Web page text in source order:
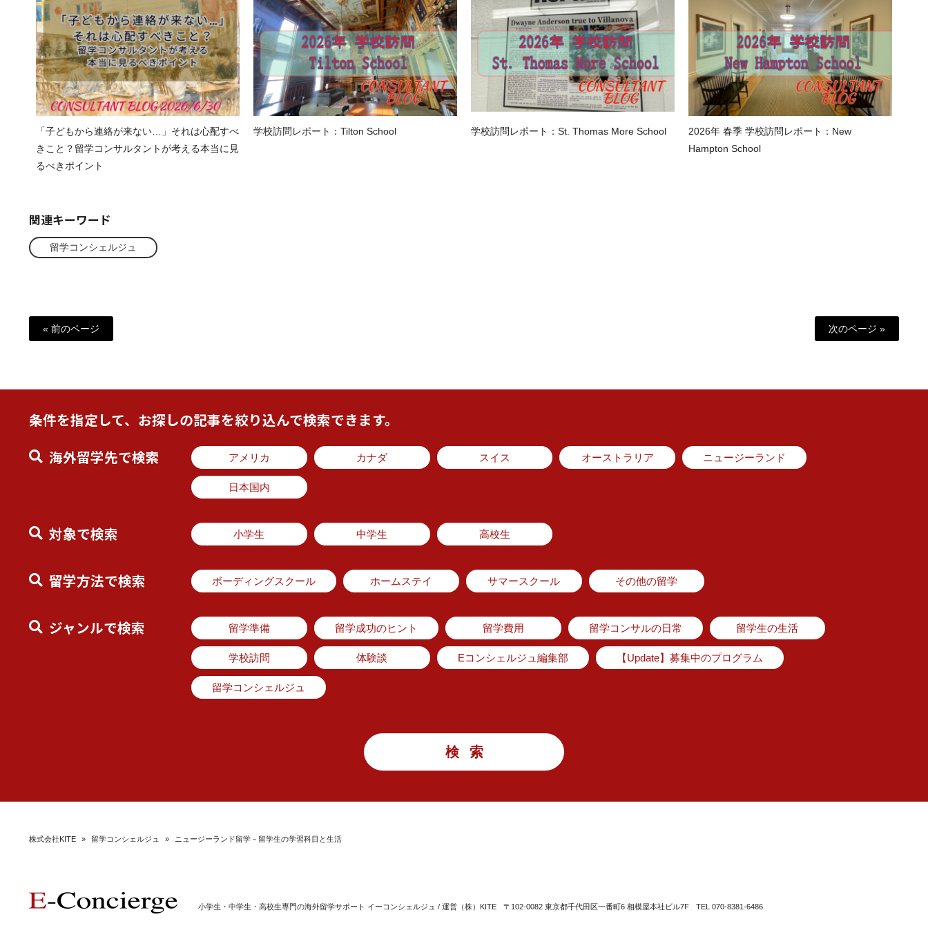
「子どもから連絡が来ない…」それは心配すべ
きこと？留学コンサルタントが考える本当に見
るべきポイント
学校訪問レポート：Tilton School 学校訪問レポート：St. Thomas More School
2026年 春季 学校訪問レポート：New
Hampton School
関連キーワード
留学コンシェルジュ
« 前のページ 次のページ »
条件を指定して、お探しの記事を絞り込んで検索できます。
海外留学先で検索
アメリカ カナダ スイス オーストラリア ニュージーランド
日本国内
対象で検索 小学生 中学生 高校生
留学方法で検索 ボーディングスクール ホームステイ サマースクール その他の留学
ジャンルで検索 留学準備 留学成功のヒント 留学費用 留学コンサルの日常 留学生の生活
学校訪問 体験談 Eコンシェルジュ編集部 【Update】募集中のプログラム
留学コンシェルジュ
株式会社KITE » 留学コンシェルジュ » ニュージーランド留学－留学生の学習科目と生活
小学生・中学生・高校生専門の海外留学サポート イーコンシェルジュ / 運営（株）KITE 〒102-0082 東京都千代田区一番町6 相模屋本社ビル7F TEL 070-8381-6486